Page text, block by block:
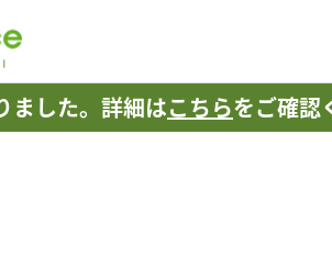
した。 詳細はこちらをご確認